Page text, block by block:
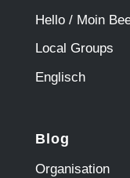
Hello / Moin
Local Groups
Englisch
Blog
Organisation